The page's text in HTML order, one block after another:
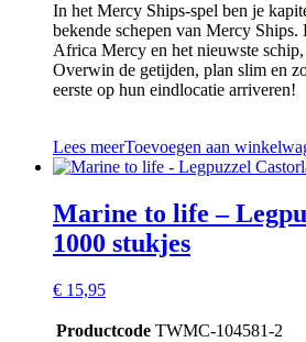
In het Mercy Ships-spel ben je
bekende schepen van Mercy
Africa Mercy en het nieuwste
Overwin de getijden, plan slim en
eerste op hun eindlocatie arriveren!
Lees meerToevoegen aan
Marine to life –
1000 stukjes
€ 15,95
Productcode TWMC-104581-2